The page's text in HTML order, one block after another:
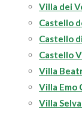
Villa dei
Castello
Castello
Castello
Villa
Villa Emo
Villa